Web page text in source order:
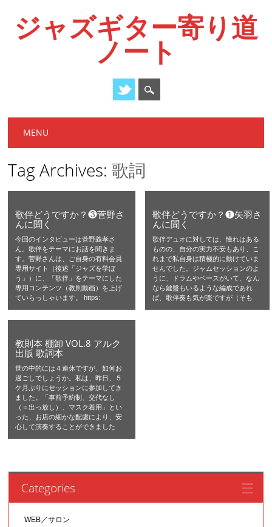
ジャズギター寄り道
ノート
Main menu
MENU
Tag Archives:歌詞
歌伴どうですか？❸菅野さ
んに聞く
今回のインタビューは菅野義孝さ
ん。歌伴をテーマにお話を聞きま
す。菅野さんは、ご自身の有料会員
専用サイト（後述「ジャズを学ぼ
う」）に、「歌伴」をテーマにした
専用コンテンツ（教則動画）を上げ
ていらっしゃいます。 https:
歌伴どうですか？❶矢羽さ
んに聞く
歌伴デュオに対しては、憧れはある
ものの、自分の実力不安もあり、こ
れまで私自身は積極的に動けていま
せんでした。ジャムセッションのよ
うに、ドラムやベースがいて、なん
なら鍵盤もいるような編成であれ
ば、歌伴奏も気が楽ですが（そも
教則本 棚卸 VOL.8 アルク
出版 歌詞本
世の中的には４連休ですが、如何お
過ごしでしょうか。私は、昨日、５
ケ月ぶりにセッションに参加してき
ました。「事前予約制、交代なし
（＝出っ放し）、マスク着用」とい
った、お店の細かな配慮により、安
心して演奏することができました
Categories
WEB／サロン